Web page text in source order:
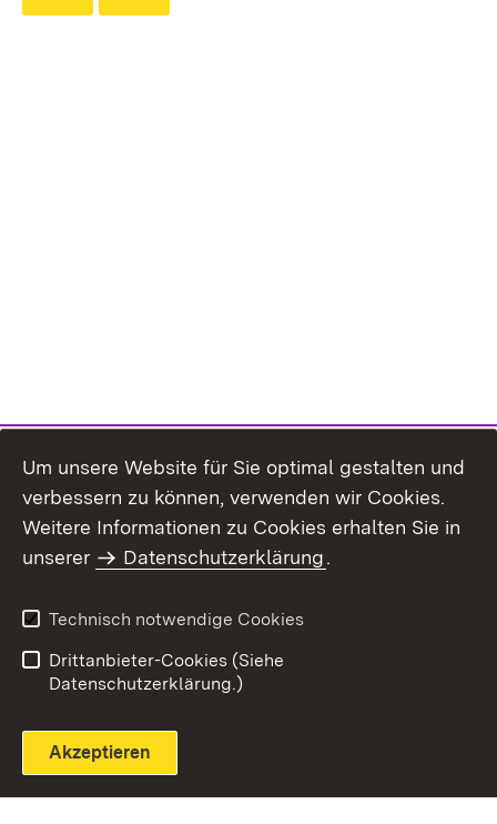
Themenübersicht
Um unsere Website für Sie optimal gestalten und
verbessern zu können, verwenden wir Cookies.
Weitere Informationen zu Cookies erhalten Sie in
unserer
Datenschutzerklärung.
Technisch notwendige Cookies
Drittanbieter-Cookies (Siehe
Datenschutzerklärung.)
Akzeptieren